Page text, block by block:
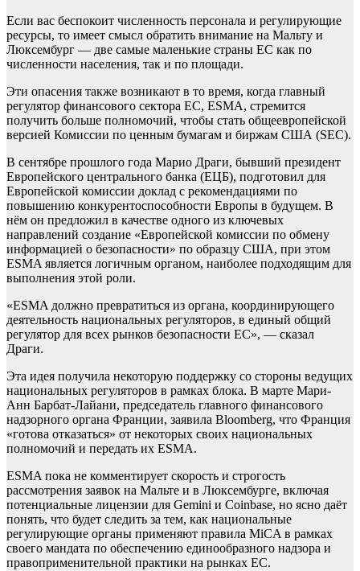
Если вас беспокоит численность персонала и регулирующие
ресурсы, то имеет смысл обратить внимание на Мальту и
Люксембург — две самые маленькие страны ЕС как по
численности населения, так и по площади.
Эти опасения также возникают в то время, когда главный
регулятор финансового сектора ЕС, ESMA, стремится
получить больше полномочий, чтобы стать общеевропейской
версией Комиссии по ценным бумагам и биржам США (SEC).
В сентябре прошлого года Марио Драги, бывший президент
Европейского центрального банка (ЕЦБ), подготовил для
Европейской комиссии доклад с рекомендациями по
повышению конкурентоспособности Европы в будущем. В
нём он предложил в качестве одного из ключевых
направлений создание «Европейской комиссии по обмену
информацией о безопасности» по образцу США, при этом
ESMA является логичным органом, наиболее подходящим для
выполнения этой роли.
«ESMA должно превратиться из органа, координирующего
деятельность национальных регуляторов, в единый общий
регулятор для всех рынков безопасности ЕС», — сказал
Драги.
Эта идея получила некоторую поддержку со стороны ведущих
национальных регуляторов в рамках блока. В марте Мари-
Анн Барбат-Лайани, председатель главного финансового
надзорного органа Франции, заявила Bloomberg, что Франция
«готова отказаться» от некоторых своих национальных
полномочий и передать их ESMA.
ESMA пока не комментирует скорость и строгость
рассмотрения заявок на Мальте и в Люксембурге, включая
потенциальные лицензии для Gemini и Coinbase, но ясно даёт
понять, что будет следить за тем, как национальные
регулирующие органы применяют правила MiCA в рамках
своего мандата по обеспечению единообразного надзора и
правоприменительной практики на рынках ЕС.